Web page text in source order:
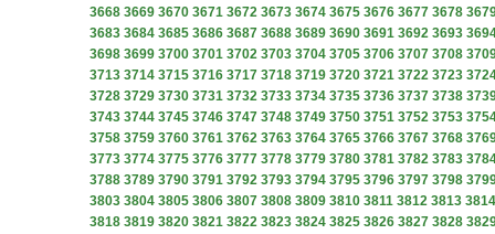
3668 3669 3670 3671 3672 3673 3674 3675 3676 3677 3678
3683 3684 3685 3686 3687 3688 3689 3690 3691 3692 3693
3698 3699 3700 3701 3702 3703 3704 3705 3706 3707 3708
3713 3714 3715 3716 3717 3718 3719 3720 3721 3722 3723
3728 3729 3730 3731 3732 3733 3734 3735 3736 3737 3738
3743 3744 3745 3746 3747 3748 3749 3750 3751 3752 3753
3758 3759 3760 3761 3762 3763 3764 3765 3766 3767 3768
3773 3774 3775 3776 3777 3778 3779 3780 3781 3782 3783
3788 3789 3790 3791 3792 3793 3794 3795 3796 3797 3798
3803 3804 3805 3806 3807 3808 3809 3810 3811 3812 3813 3814
3818 3819 3820 3821 3822 3823 3824 3825 3826 3827 3828